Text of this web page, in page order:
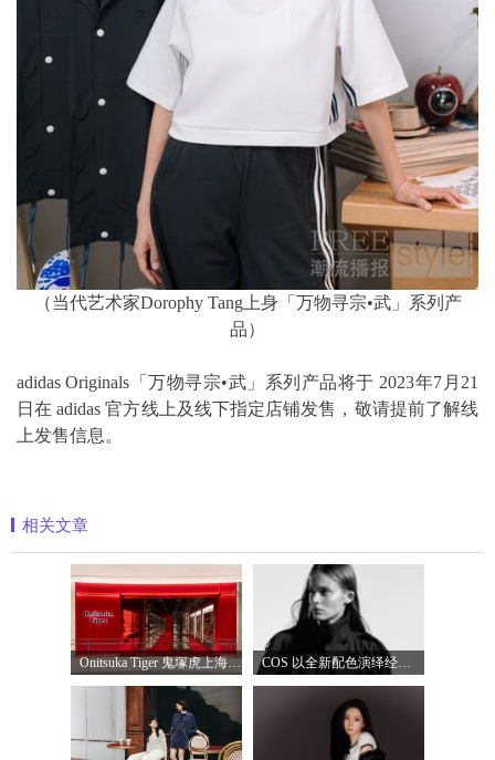
（当代艺术家Dorophy Tang上身「万物寻宗•武」系列产
品）
adidas Originals「万物寻宗•武」系列产品将于 2023年7月21
日在 adidas 官方线上及线下指定店铺发售，敬请提前了解线
上发售信息。
相关文章
Onitsuka Tiger 鬼塚虎上海环贸 iapm 概念店盛